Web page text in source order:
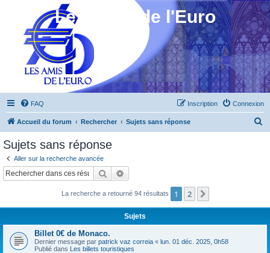
Les Amis de l'Euro
FAQ Connexion
Inscription
Accueil du forum Rechercher Sujets sans réponse
c
Sujets sans réponse
Aller sur la recherche avancée
Rechercher
La recherche a retourné 94 résultats 1 2
Sujets
Billet 0€ de Monaco.
Dernier message par patrick vaz correia « lun. 01 déc. 2025, 0h58
Publié dans Les billets touristiques